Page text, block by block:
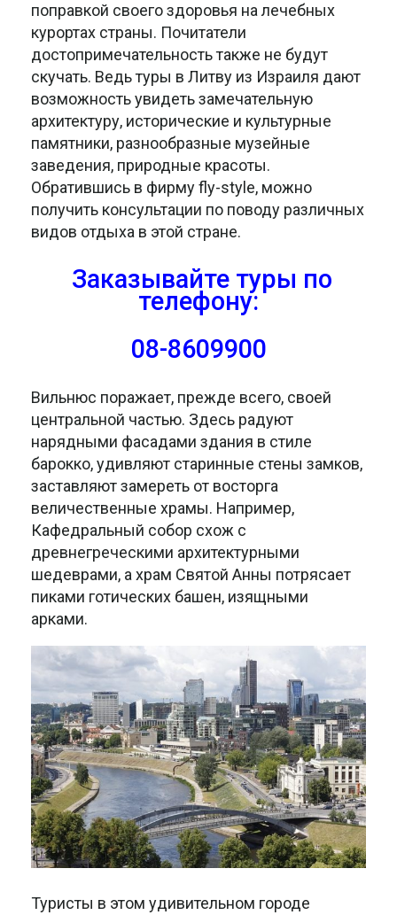
поправкой своего здоровья на лечебных
курортах страны. Почитатели
достопримечательность также не будут
скучать. Ведь туры в Литву из Израиля дают
возможность увидеть замечательную
архитектуру, исторические и культурные
памятники, разнообразные музейные
заведения, природные красоты.
Обратившись в фирму fly-style, можно
получить консультации по поводу различных
видов отдыха в этой стране.
Заказывайте туры по
телефону:
08-8609900
Вильнюс поражает, прежде всего, своей
центральной частью. Здесь радуют
нарядными фасадами здания в стиле
барокко, удивляют старинные стены замков,
заставляют замереть от восторга
величественные храмы. Например,
Кафедральный собор схож с
древнегреческими архитектурными
шедеврами, а храм Святой Анны потрясает
пиками готических башен, изящными
арками.
Туристы в этом удивительном городе